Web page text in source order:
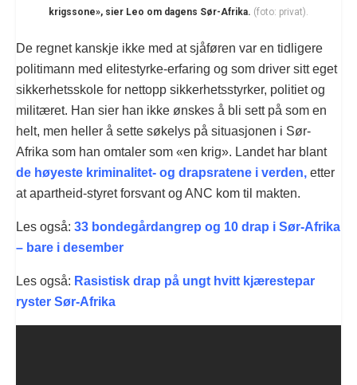
krigssone», sier Leo om dagens Sør-Afrika. (foto: privat).
De regnet kanskje ikke med at sjåføren var en tidligere
politimann med elitestyrke-erfaring og som driver sitt eget
sikkerhetsskole for nettopp sikkerhetsstyrker, politiet og
militæret. Han sier han ikke ønskes å bli sett på som en
helt, men heller å sette søkelys på situasjonen i Sør-
Afrika som han omtaler som «en krig». Landet har blant
de høyeste kriminalitet- og drapsratene i verden, etter
at apartheid-styret forsvant og ANC kom til makten.
Les også: 33 bondegårdangrep og 10 drap i Sør-Afrika
– bare i desember
Les også: Rasistisk drap på ungt hvitt kjærestepar
ryster Sør-Afrika